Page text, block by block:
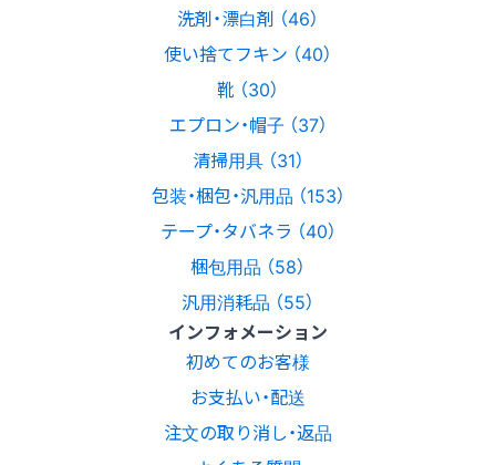
洗剤・漂白剤 （46）
使い捨てフキン （40）
靴 （30）
エプロン・帽子 （37）
清掃用具 （31）
包装・梱包・汎用品 （153）
テープ・タバネラ （40）
梱包用品 （58）
汎用消耗品 （55）
インフォメーション
初めてのお客様
お支払い・配送
注文の取り消し・返品